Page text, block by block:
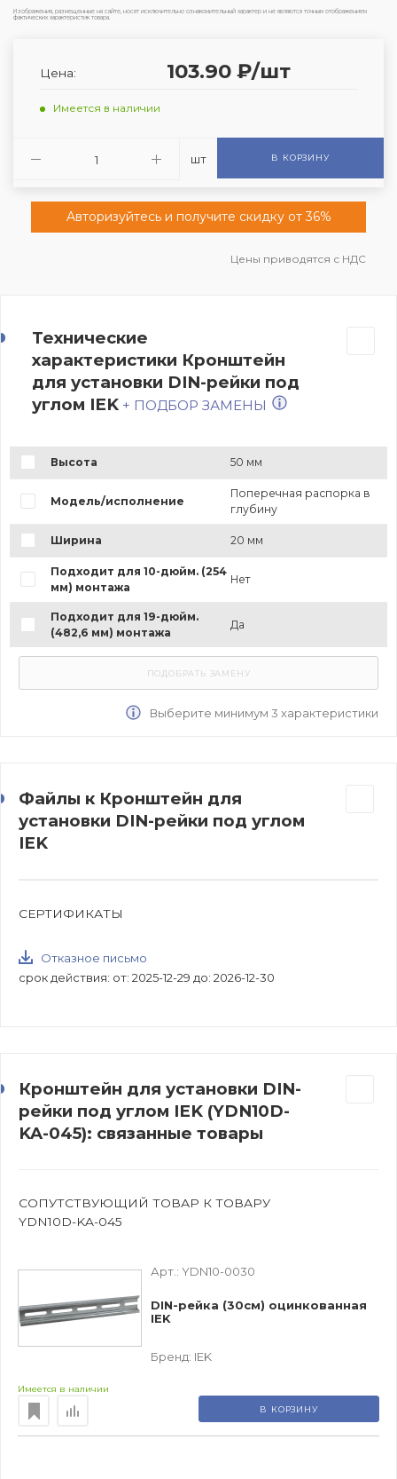
Изображения, размещенные на сайте, носят исключительно ознакомительный характер и не являются точным отображением
фактических характеристик товара.
Цена: 103.90 ₽/шт
Имеется в наличии
шт В КОРЗИНУ
Aвторизуйтесь и получите скидку от 36%
Цены приводятся с НДС
Технические
характеристики Кронштейн
для установки DIN-рейки под
углом IEK + ПОДБОР ЗАМЕНЫ
Высота 50 мм
Модель/исполнение
Поперечная распорка в
глубину
Ширина 20 мм
Подходит для 10-дюйм. (254
мм) монтажа
Нет
Подходит для 19-дюйм.
(482,6 мм) монтажа
Да
Выберите минимум 3 характеристики
Файлы к Кронштейн для
установки DIN-рейки под углом
IEK
СЕРТИФИКАТЫ
Отказное письмо
срок действия: от: 2025-12-29 до: 2026-12-30
Кронштейн для установки DIN-
рейки под углом IEK (YDN10D-
KA-045): связанные товары
СОПУТСТВУЮЩИЙ ТОВАР К ТОВАРУ
YDN10D-KA-045
Арт.: YDN10-0030
DIN-рейка (30см) оцинкованная
IEK
Бренд: IEK
Имеется в наличии
В КОРЗИНУ